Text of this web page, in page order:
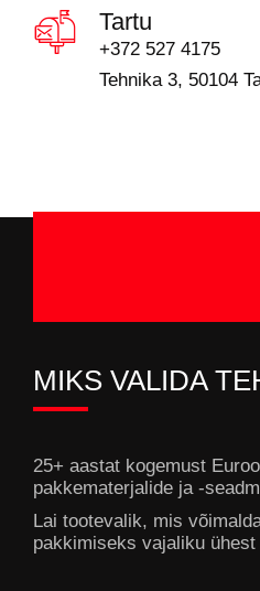
Tartu
+372 527 4175
Tehnika 3, 50104
MIKS VALIDA
25+ aastat kogemust
pakkematerjalide ja -
Lai tootevalik, mis
pakkimiseks vajaliku ühest